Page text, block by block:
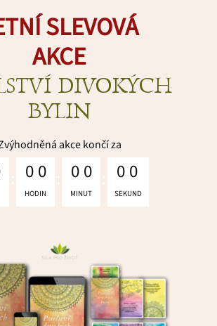
SLEVOVÁ
AKCE
DIVOKÝCH
BYLIN
akce končí za
0 0
HODIN
0 0
MINUT
0 0
SEKUND